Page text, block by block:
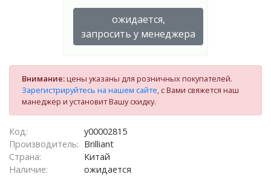
ожидается,
запросить у менеджера
Внимание:цены указаны для розничных покупателей.
Зарегистрируйтесь на нашем сайте , с Вами свяжется наш
манеджер и установит Вашу скидку.
Код:
у00002815
Производитель: Brilliant
Страна:
Китай
Наличие:
ожидается